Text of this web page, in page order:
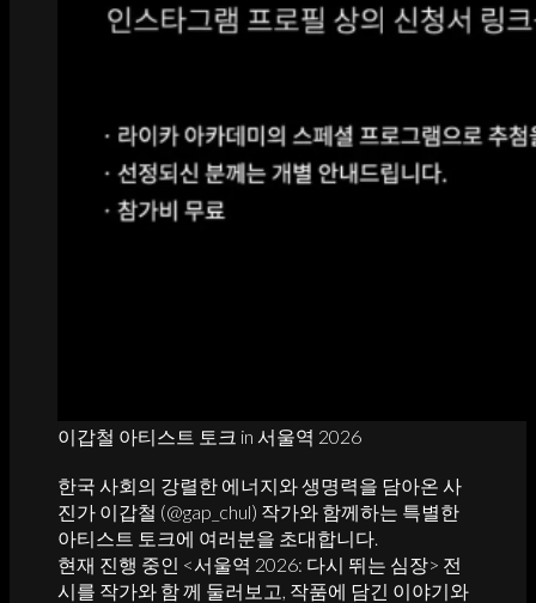
이갑철 아티스트 토크 in 서울역 2026
한국 사회의 강렬한 에너지와 생명력을 담아온 사
진가 이갑철 (@gap_chul) 작가와 함께하는 특별한
아티스트 토크에 여러분을 초대합니다.
현재 진행 중인 <서울역 2026: 다시 뛰는 심장> 전
시를 작가와 함 께 둘러보고, 작품에 담긴 이야기와